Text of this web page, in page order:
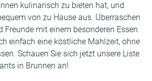
kulinarisch zu bieten hat, und
von zu Hause aus. Überraschen
Freunde mit einem besonderen Essen
einfach eine köstliche Mahlzeit, ohne
Schauen Sie sich jetzt unsere Liste
in Brunnen an!